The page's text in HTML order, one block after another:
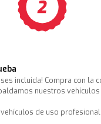
incluida! Compra con la
nuestros vehículos
de uso profesional